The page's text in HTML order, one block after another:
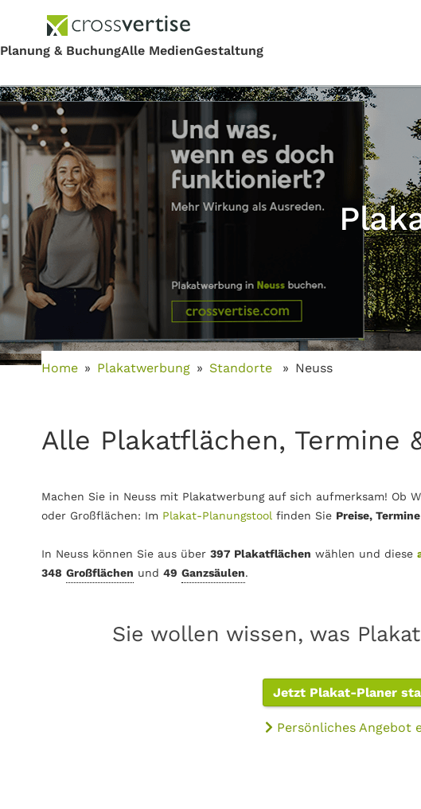
Home Plakatwerbung Standorte Neuss
Alle Plakatflächen, Termine
Machen Sie in Neuss mit Plakatwerbung auf sich aufmerksam! Ob
oder Großflächen: Im Plakat-Planungstool finden Sie Preise,
In Neuss können Sie aus über 397 Plakatflächen wählen und diese
348 Großflächen und 49 Ganzsäulen.
Sie wollen wissen, was
Jetzt Plakat-Planer
Persönliches Angebot